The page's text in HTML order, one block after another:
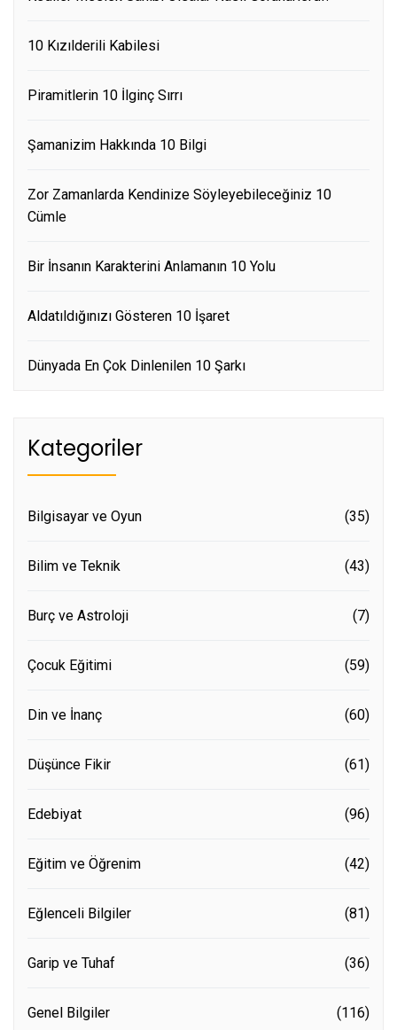
10 Kızılderili Kabilesi
Piramitlerin 10 İlginç Sırrı
Şamanizim Hakkında 10 Bilgi
Zor Zamanlarda Kendinize Söyleyebileceğiniz 10
Cümle
Bir İnsanın Karakterini Anlamanın 10 Yolu
Aldatıldığınızı Gösteren 10 İşaret
Dünyada En Çok Dinlenilen 10 Şarkı
Kategoriler
Bilgisayar ve Oyun (35)
Bilim ve Teknik (43)
Burç ve Astroloji (7)
Çocuk Eğitimi (59)
Din ve İnanç (60)
Düşünce Fikir (61)
Edebiyat (96)
Eğitim ve Öğrenim (42)
Eğlenceli Bilgiler (81)
Garip ve Tuhaf (36)
Genel Bilgiler (116)